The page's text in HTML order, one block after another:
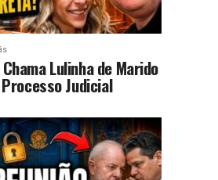
Lulinha de Marido
Judicial